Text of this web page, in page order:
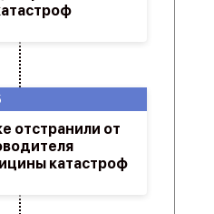
отстранили от
катастроф